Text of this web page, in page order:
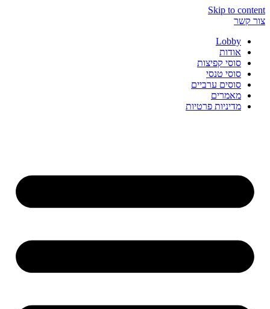
Skip to content
צור קשר
Lobby
אודות
סוסי קפיצות
סוסי טנסי
סוסים ערביים
מאמרים
מדיניות פרטיות